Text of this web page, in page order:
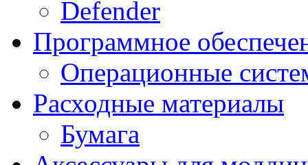
Defender
Программное
Операционные
Расходные материалы
Бумага